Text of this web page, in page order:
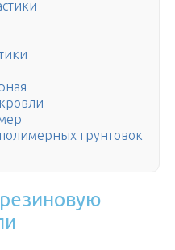
грунтовок